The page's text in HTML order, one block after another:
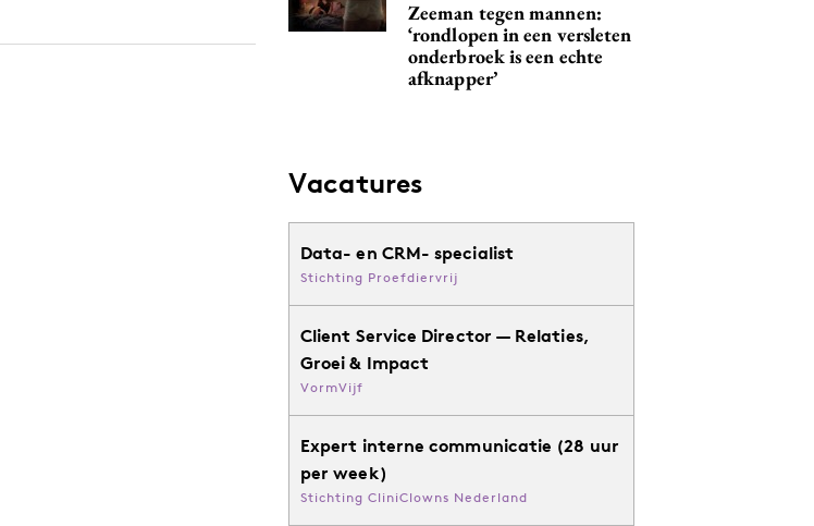
Zeeman tegen mannen:
‘rondlopen in een versleten
onderbroek is een echte
afknapper’
Vacatures
Data- en CRM- specialist
Stichting Proefdiervrij
Client Service Director — Relaties,
Groei & Impact
VormVijf
Expert interne communicatie (28 uur
per week)
Stichting CliniClowns Nederland